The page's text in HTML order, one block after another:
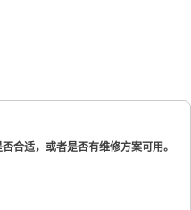
合适，或者是否有维修方案可用。